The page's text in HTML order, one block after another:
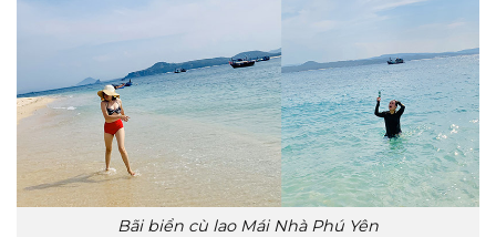
Bãi biển cù lao Mái Nhà Phú Yên